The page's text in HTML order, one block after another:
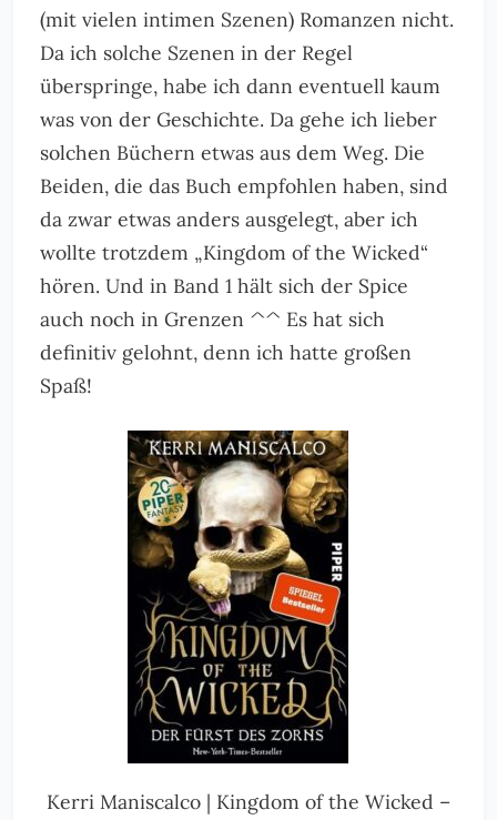
(mit vielen intimen Szenen) Romanzen nicht.
Da ich solche Szenen in der Regel
überspringe, habe ich dann eventuell kaum
was von der Geschichte. Da gehe ich lieber
solchen Büchern etwas aus dem Weg. Die
Beiden, die das Buch empfohlen haben, sind
da zwar etwas anders ausgelegt, aber ich
wollte trotzdem „Kingdom of the Wicked“
hören. Und in Band 1 hält sich der Spice
auch noch in Grenzen ^^ Es hat sich
definitiv gelohnt, denn ich hatte großen
Spaß!
Kerri Maniscalco | Kingdom of the Wicked –